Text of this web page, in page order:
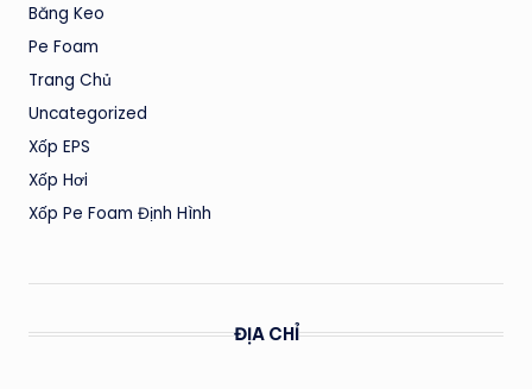
Băng Keo
Pe Foam
Trang Chủ
Uncategorized
Xốp EPS
Xốp Hơi
Xốp Pe Foam Định Hình
ĐỊA CHỈ